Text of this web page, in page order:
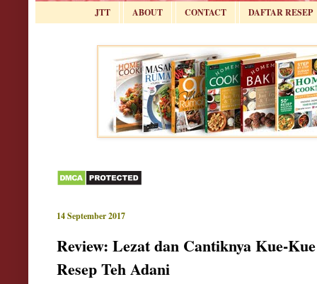
JTT ABOUT CONTACT DAFTAR RESEP
14 September 2017
Review: Lezat dan Cantiknya Kue-
Resep Teh Adani